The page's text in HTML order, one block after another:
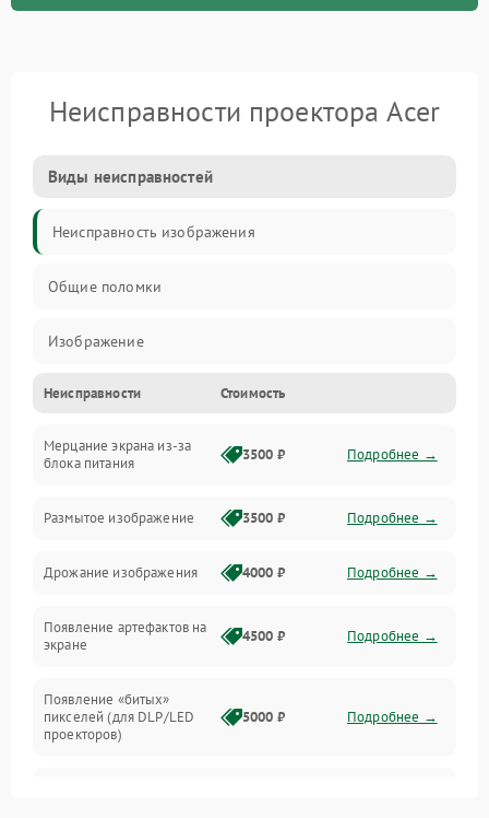
Неисправности проектора Acer
Виды неисправностей
Неисправность изображения
Общие поломки
Изображение
Лампа подсветки
Неисправность управления и интерфейсов
Неисправности Стоимость
Мерцание экрана из-за
блока питания
3500 ₽ Подробнее →
Размытое изображение 3500 ₽ Подробнее →
Дрожание изображения 4000 ₽ Подробнее →
Появление артефактов на
экране
4500 ₽ Подробнее →
Появление «битых»
пикселей (для DLP/LED
проекторов)
5000 ₽ Подробнее →